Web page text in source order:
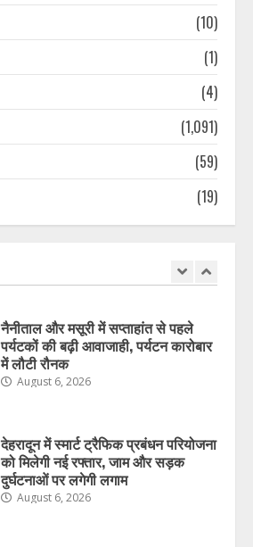
(10)
(1)
(4)
(1,091)
(59)
(19)
चारधाम यात्रा मार्गों पर सुरक्षा और यातायात
व्यवस्था होगी और सख्त, श्रद्धालुओं की
सुरक्षित यात्रा पर सरकार का विशेष फोकस
August 6, 2026
प्रयोगशालाओं के आधुनिकीकरण की तैयारी,
नैनीताल और मसूरी में सप्ताहांत से पहले
पर्यटकों की बढ़ी आवाजाही, पर्यटन कारोबार
में लौटी रौनक
August 6, 2026
देहरादून में स्मार्ट ट्रैफिक प्रबंधन परियोजना
को मिलेगी नई रफ्तार, जाम और सड़क
दुर्घटनाओं पर लगेगी लगाम
August 6, 2026